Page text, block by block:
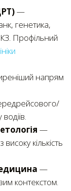
—
генетика,
Профільний
напрям
—
кількість
—
контекстом.